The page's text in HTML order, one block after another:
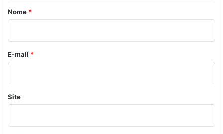
r
o
*
Nome *
E-mail *
Site